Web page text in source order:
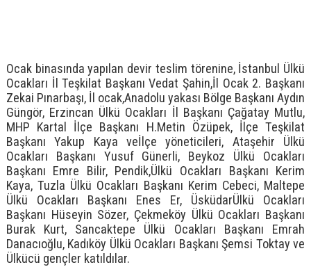
Ocak binasında yapılan devir teslim törenine, İstanbul Ülkü
Ocakları İl Teşkilat Başkanı Vedat Şahin,İl Ocak 2. Başkanı
Zekai Pınarbaşı, İl ocak,Anadolu yakası Bölge Başkanı Aydın
Güngör, Erzincan Ülkü Ocakları İl Başkanı Çağatay Mutlu,
MHP Kartal İlçe Başkanı H.Metin Özüpek, İlçe Teşkilat
Başkanı Yakup Kaya veİlçe yöneticileri, Ataşehir Ülkü
Ocakları Başkanı Yusuf Günerli, Beykoz Ülkü Ocakları
Başkanı Emre Bilir, Pendik,Ülkü Ocakları Başkanı Kerim
Kaya, Tuzla Ülkü Ocakları Başkanı Kerim Cebeci, Maltepe
Ülkü Ocakları Başkanı Enes Er, ÜsküdarÜlkü Ocakları
Başkanı Hüseyin Sözer, Çekmeköy Ülkü Ocakları Başkanı
Burak Kurt, Sancaktepe Ülkü Ocakları Başkanı Emrah
Danacıoğlu, Kadıköy Ülkü Ocakları Başkanı Şemsi Toktay ve
Ülkücü gençler katıldılar.